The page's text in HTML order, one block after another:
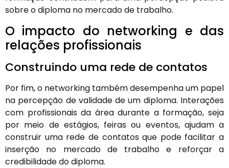
sobre o diploma no mercado de trabalho.
O impacto do networking e das
relações profissionais
Construindo uma rede de contatos
Por fim, o networking também desempenha um papel
na percepção de validade de um diploma. Interações
com profissionais da área durante a formação, seja
por meio de estágios, feiras ou eventos, ajudam a
construir uma rede de contatos que pode facilitar a
inserção no mercado de trabalho e reforçar a
credibilidade do diploma.